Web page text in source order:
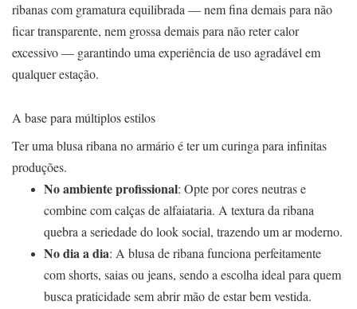
ribanas com gramatura equilibrada — nem fina demais para não
ficar transparente, nem grossa demais para não reter calor
excessivo — garantindo uma experiência de uso agradável em
qualquer estação.
A base para múltiplos estilos
Ter uma blusa ribana no armário é ter um curinga para infinitas
produções.
No ambiente profissional: Opte por cores neutras e
combine com calças de alfaiataria. A textura da ribana
quebra a seriedade do look social, trazendo um ar moderno.
No dia a dia: A blusa de ribana funciona perfeitamente
com shorts, saias ou jeans, sendo a escolha ideal para quem
busca praticidade sem abrir mão de estar bem vestida.